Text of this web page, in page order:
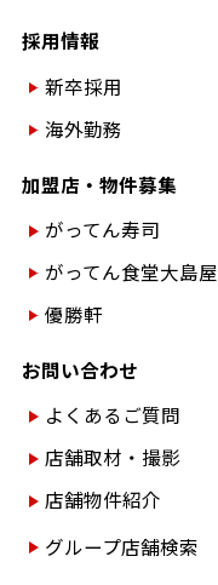
採用情報
新卒採用
海外勤務
加盟店・物件募集
がってん寿司
がってん食堂大島屋
優勝軒
お問い合わせ
よくあるご質問
店舗取材・撮影
店舗物件紹介
グループ店舗検索